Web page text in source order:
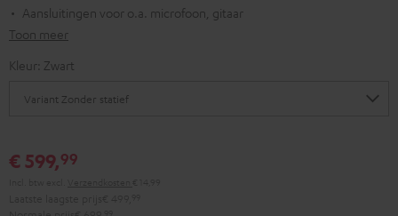
Aansluitingen voor o.a. microfoon, gitaar
Toon meer
Kleur: Zwart
€ 599,99